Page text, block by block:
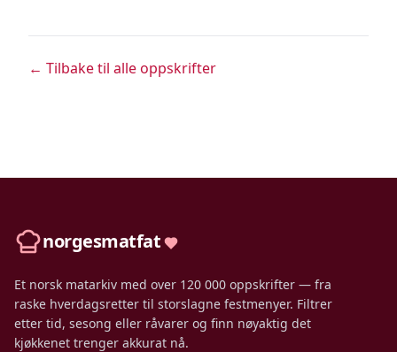
← Tilbake til alle oppskrifter
norgesmatfat
Et norsk matarkiv med over 120 000 oppskrifter — fra
raske hverdagsretter til storslagne festmenyer. Filtrer
etter tid, sesong eller råvarer og finn nøyaktig det
kjøkkenet trenger akkurat nå.